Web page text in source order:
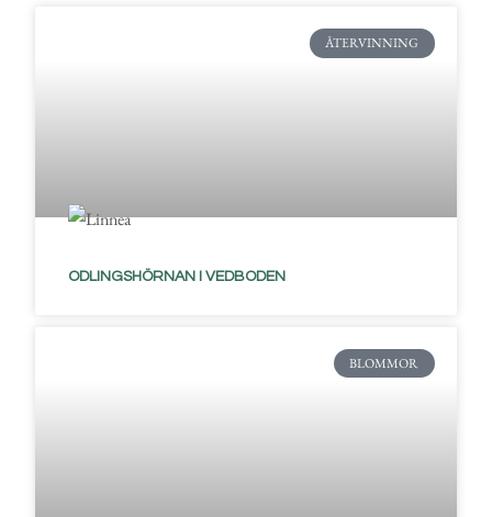
ÅTERVINNING
ODLINGSHÖRNAN I VEDBODEN
BLOMMOR